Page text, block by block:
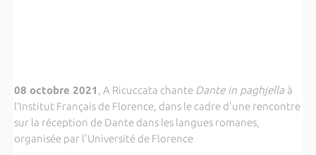
08 octobre 2021 , A Ricuccata chante Dante in paghjella à
l’Institut Français de Florence, dans le cadre d'une rencontre
sur la réception de Dante dans les langues romanes,
organisée par l'Université de Florence